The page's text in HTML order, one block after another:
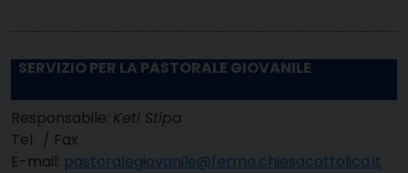
SERVIZIO PER LA PASTORALE GIOVANILE
Responsabile: Keti Stipa
Tel. / Fax
E-mail: pastoralegiovanile@fermo.chiesacattolica.it